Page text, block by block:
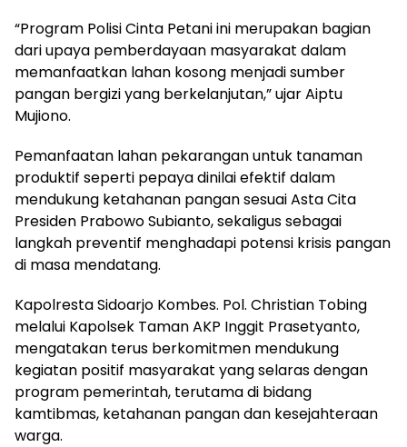
“Program Polisi Cinta Petani ini merupakan bagian
dari upaya pemberdayaan masyarakat dalam
memanfaatkan lahan kosong menjadi sumber
pangan bergizi yang berkelanjutan,” ujar Aiptu
Mujiono.
Pemanfaatan lahan pekarangan untuk tanaman
produktif seperti pepaya dinilai efektif dalam
mendukung ketahanan pangan sesuai Asta Cita
Presiden Prabowo Subianto, sekaligus sebagai
langkah preventif menghadapi potensi krisis pangan
di masa mendatang.
Kapolresta Sidoarjo Kombes. Pol. Christian Tobing
melalui Kapolsek Taman AKP Inggit Prasetyanto,
mengatakan terus berkomitmen mendukung
kegiatan positif masyarakat yang selaras dengan
program pemerintah, terutama di bidang
kamtibmas, ketahanan pangan dan kesejahteraan
warga.